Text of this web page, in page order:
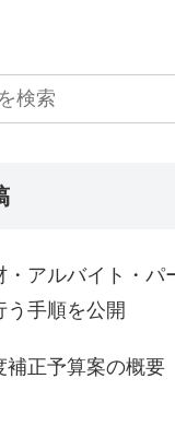
・アルバイト・パ
う手順を公開
補正予算案の概